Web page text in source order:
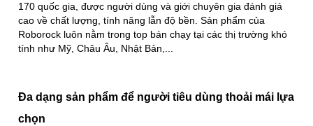
170 quốc gia, được người dùng và giới chuyên gia đánh giá
cao về chất lượng, tính năng lẫn độ bền. Sản phẩm của
Roborock luôn nằm trong top bán chạy tại các thị trường khó
tính như Mỹ, Châu Âu, Nhật Bản,...
Đa dạng sản phẩm để người tiêu dùng thoải mái lựa
chọn